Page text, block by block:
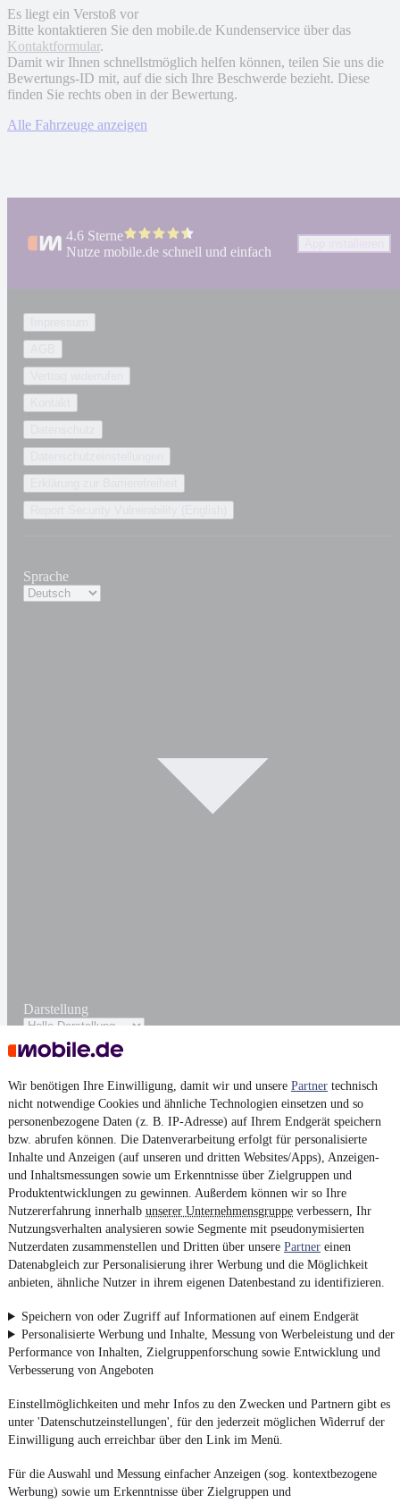
Wir benötigen Ihre Einwilligung, damit wir und unsere Partner technisch
nicht notwendige Cookies und ähnliche Technologien einsetzen und so
personenbezogene Daten (z. B. IP-Adresse) auf Ihrem Endgerät speichern
bzw. abrufen können. Die Datenverarbeitung erfolgt für personalisierte
Inhalte und Anzeigen (auf unseren und dritten Websites/Apps), Anzeigen-
und Inhaltsmessungen sowie um Erkenntnisse über Zielgruppen und
Produktentwicklungen zu gewinnen. Außerdem können wir so Ihre
Nutzererfahrung innerhalb unserer Unternehmensgruppe verbessern, Ihr
Nutzungsverhalten analysieren sowie Segmente mit pseudonymisierten
Nutzerdaten zusammenstellen und Dritten über unsere Partner einen
Datenabgleich zur Personalisierung ihrer Werbung und die Möglichkeit
anbieten, ähnliche Nutzer in ihrem eigenen Datenbestand zu identifizieren.
Speichern von oder Zugriff auf Informationen auf einem Endgerät
Personalisierte Werbung und Inhalte, Messung von Werbeleistung und der
Performance von Inhalten, Zielgruppenforschung sowie Entwicklung und
Verbesserung von Angeboten
Einstellmöglichkeiten und mehr Infos zu den Zwecken und Partnern gibt es
unter 'Datenschutzeinstellungen', für den jederzeit möglichen Widerruf der
Einwilligung auch erreichbar über den Link im Menü.
Für die Auswahl und Messung einfacher Anzeigen (sog. kontextbezogene
Werbung) sowie um Erkenntnisse über Zielgruppen und
Es liegt ein Verstoß vor
Bitte kontaktieren Sie den mobile.de Kundenservice über das
Kontaktformular.
Damit wir Ihnen schnellstmöglich helfen können, teilen Sie uns die
Bewertungs-ID mit, auf die sich Ihre Beschwerde bezieht. Diese
finden Sie rechts oben in der Bewertung.
Alle Fahrzeuge anzeigen
4.6 Sterne
Nutze mobile.de schnell und einfach
Sprache
Darstellung